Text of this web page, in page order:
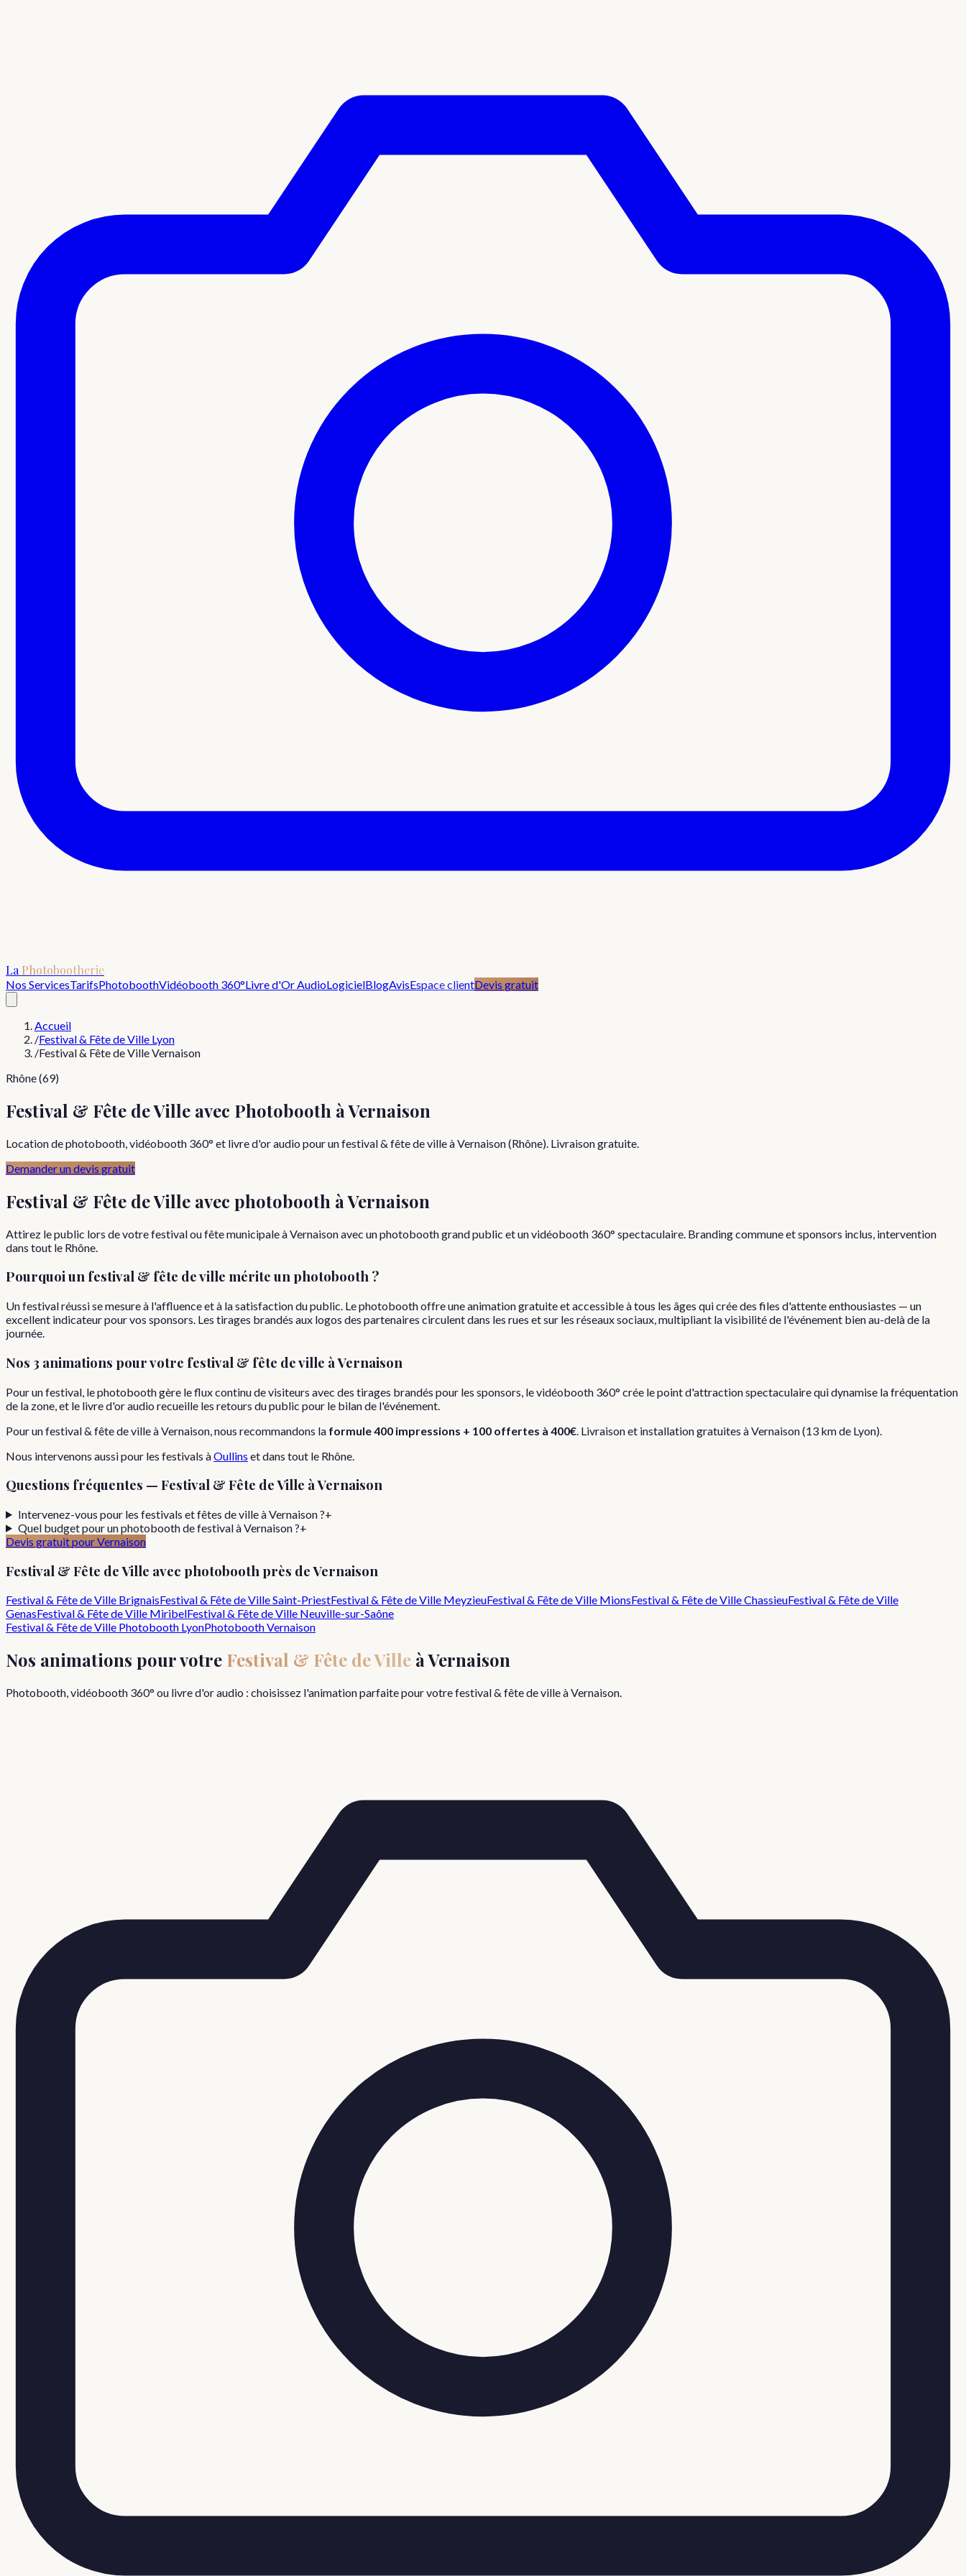
La Photobootherie
Nos ServicesTarifsPhotoboothVidéobooth 360°Livre d'Or AudioLogicielBlogAvisEspace clientDevis gratuit
Accueil
/Festival & Fête de Ville Lyon
/Festival & Fête de Ville Vernaison
Rhône (69)
Festival & Fête de Ville avec Photobooth à Vernaison
Location de photobooth, vidéobooth 360° et livre d'or audio pour un festival & fête de ville à Vernaison (Rhône). Livraison gratuite.
Demander un devis gratuit
Festival & Fête de Ville avec photobooth àVernaison
Attirez le public lors de votre festival ou fête municipale à Vernaison avec un photobooth grand public et un vidéobooth 360° spectaculaire. Branding commune et sponsors inclus, intervention
dans tout le Rhône.
Pourquoiunfestival & fête de ville mérite un photobooth ?
Un festival réussi se mesure à l'affluence et à la satisfaction du public. Le photobooth offre une animation gratuite et accessible à tous les âges qui crée des files d'attente enthousiastes — un
excellent indicateur pour vos sponsors. Les tirages brandés aux logos des partenaires circulent dans les rues et sur les réseaux sociaux, multipliant la visibilité de l'événement bien au-delà de la
journée.
Nos 3 animations pour votre festival & fête de ville àVernaison
Pour un festival, le photobooth gère le flux continu de visiteurs avec des tirages brandés pour les sponsors, le vidéobooth 360° crée le point d'attraction spectaculaire qui dynamise la fréquentation
de la zone, et le livre d'or audio recueille les retours du public pour le bilan de l'événement.
Pourunfestival & fête de villeàVernaison , nous recommandons la formule400 impressions + 100 offertes à 400€ . Livraison et installation gratuites àVernaison(13 km de Lyon).
Nous intervenons aussi pour les festivals àOullins et dans tout le Rhône
Questions fréquentes — Festival & Fête de Ville àVernaison
Intervenez-vous pour les festivals et fêtes de ville à Vernaison ?+
Quel budget pour un photobooth de festival à Vernaison ?+
Devis gratuit pourVernaison
Festival & Fête de Ville avec photobooth près deVernaison
Festival & Fête de Ville BrignaisFestival & Fête de VilleSaint-PriestFestival & Fête de Ville MeyzieuFestival & Fête de Ville MionsFestival & Fête de VilleChassieuFestival & Fête de Ville
GenasFestival & Fête de Ville MiribelFestival & Fête de Ville Neuville-sur-Saône
Festival & Fête de Ville Photobooth LyonPhotoboothVernaison
Nos animations pour votre Festival & Fête de Ville àVernaison
Photobooth, vidéobooth 360° ou livre d'or audio : choisissez l'animation parfaite pour votrefestival & fête de villeàVernaison.